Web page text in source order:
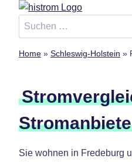
Suchen
nach:
Home » Schleswig-Holstein »
Sie wohnen in Fredeburg